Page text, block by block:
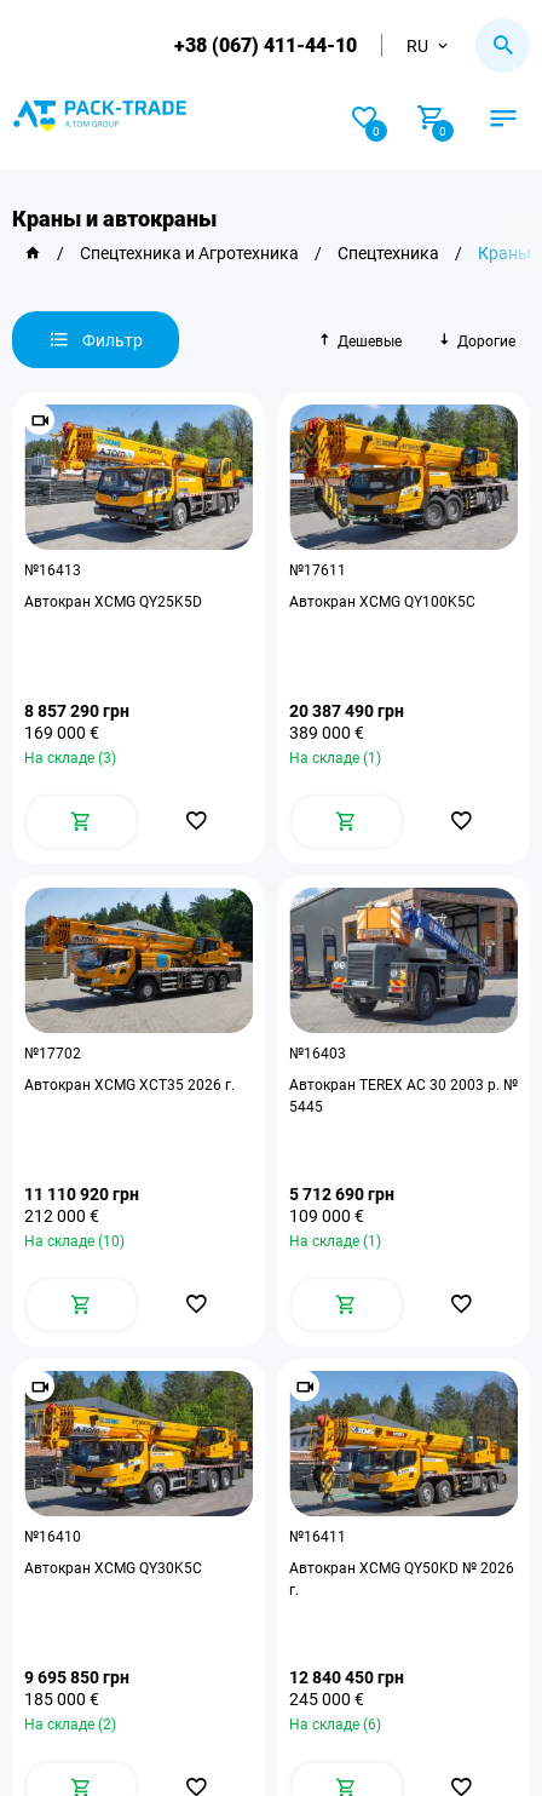
+38 (067) 411-44-10 RU
0 0
Краны и автокраны
/ Спецтехника и Агротехника / Спецтехника / Краны
Фильтр Дешевые Дорогие
№16413
Автокран XCMG QY25K5D
8 857 290 грн
169 000 €
На складе (3)
№17611
Автокран XCMG QY100K5C
20 387 490 грн
389 000 €
На складе (1)
№17702
Автокран XCMG XCT35 2026 г.
11 110 920 грн
212 000 €
На складе (10)
№16403
Автокран TEREX AC 30 2003 р. №
5445
5 712 690 грн
109 000 €
На складе (1)
№16410
Автокран XCMG QY30K5C
9 695 850 грн
185 000 €
На складе (2)
№16411
Автокран XCMG QY50KD № 2026
г.
12 840 450 грн
245 000 €
На складе (6)